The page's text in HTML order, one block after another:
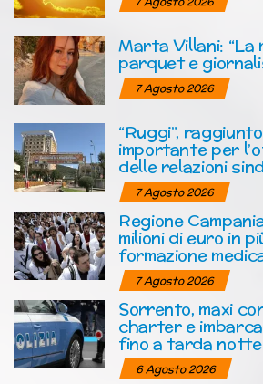
Marta Villani: “La
parquet e
7 Agosto 2026
“Ruggi”,
importante per
delle relazioni
7 Agosto 2026
Regione
milioni di euro in
formazione
7 Agosto 2026
Sorrento, maxi
charter e
fino a tarda notte
6 Agosto 2026